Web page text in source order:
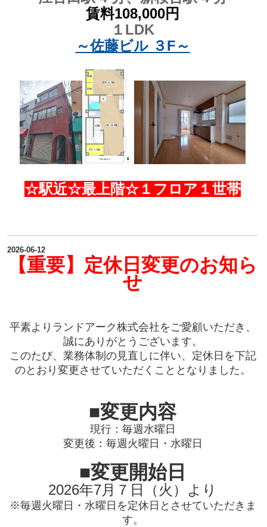
賃料108,000円
１LDK
～佐藤ビル ３F～
☆駅近☆最上階☆１フロア１世帯
2026-06-12
【重要】定休日変更のお知ら
せ
平素よりランドアーク株式会社をご愛顧いただき、
誠にありがとうございます。
このたび、業務体制の見直しに伴い、定休日を下記
のとおり変更させていただくこととなりました。
■変更内容
現行：毎週水曜日
変更後：毎週火曜日・水曜日
■変更開始日
2026年7月７日（火）より
※毎週火曜日・水曜日を定休日とさせていただきま
す。